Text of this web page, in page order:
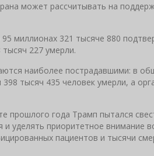
может рассчитывать на
миллионах 321 тысяче 880
227 умерли.
наиболее пострадавшими: в
тысяч 435 человек умерли, а
прошлого года Трамп пытался
и уделять приоритетное внимание
пациентов и тысячи